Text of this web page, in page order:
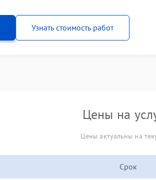
Узнать стоимость работ
Цены на
Цены актуальны на
Срок